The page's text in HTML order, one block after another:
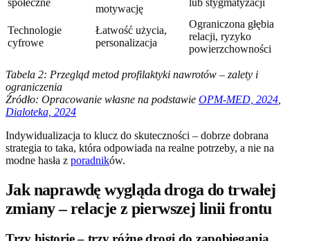
motywację
Technologie
cyfrowe
Łatwość użycia,
personalizacja
Ograniczona głębia
relacji, ryzyko
powierzchowności
Tabela 2: Przegląd metod profilaktyki nawrotów – zalety i
ograniczenia
Źródło: Opracowanie własne na podstawie OPM-MED, 2024
Dialoteka, 2024
Indywidualizacja to klucz do skuteczności – dobrze dobrana
strategia to taka, która odpowiada na realne potrzeby, a nie na
modne hasła z poradników.
Jak naprawdę wygląda droga do trwałej
zmiany – relacje z pierwszej linii frontu